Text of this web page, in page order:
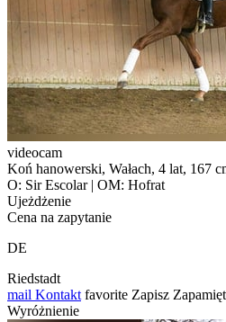
videocam
Koń hanowerski, Wałach, 4 lat, 167
O: Sir Escolar | OM: Hofrat
Ujeżdżenie
Cena na zapytanie
DE
Riedstadt
mail Kontakt favorite Zapisz
Wyróżnienie